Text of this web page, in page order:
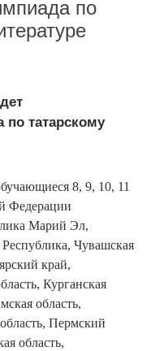
по
татарскому
8, 9, 10, 11
Федерации
Марий Эл,
Чувашская
край,
Курганская
область,
Пермский
область,